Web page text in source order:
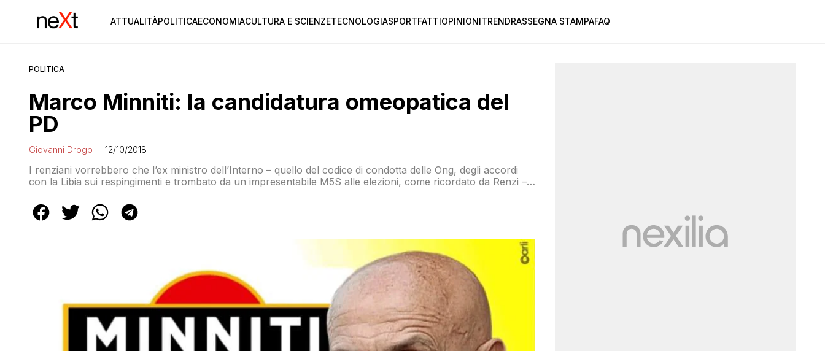
ATTUALITÀPOLITICAECONOMIACULTURA E SCIENZETECNOLOGIASPORTFATTIOPINIONITRENDRASSEGNA STAMPAFAQ
POLITICA
Marco Minniti: la candidatura omeopatica del
PD
Giovanni Drogo 12/10/2018
I renziani vorrebbero che l’ex ministro dell’Interno – quello del codice di condotta delle Ong, degli accordi
con la Libia sui respingimenti e trombato da un impresentabile M5S alle elezioni, come ricordato da Renzi –